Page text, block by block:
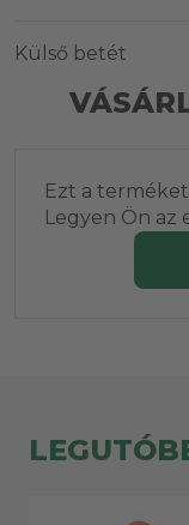
Külső betét
Ezt a
Legyen Ön az